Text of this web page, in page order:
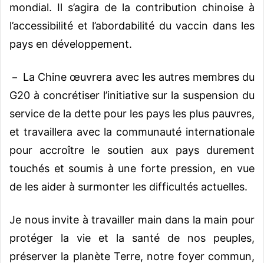
mondial. Il s’agira de la contribution chinoise à
l’accessibilité et l’abordabilité du vaccin dans les
pays en développement.
－ La Chine œuvrera avec les autres membres du
G20 à concrétiser l’initiative sur la suspension du
service de la dette pour les pays les plus pauvres,
et travaillera avec la communauté internationale
pour accroître le soutien aux pays durement
touchés et soumis à une forte pression, en vue
de les aider à surmonter les difficultés actuelles.
Je nous invite à travailler main dans la main pour
protéger la vie et la santé de nos peuples,
préserver la planète Terre, notre foyer commun,